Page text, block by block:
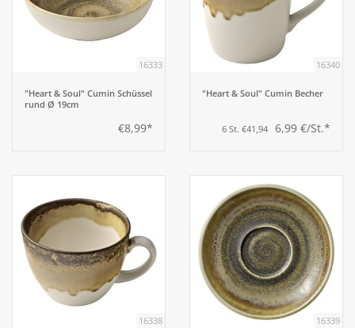
16333
"Heart & Soul" Cumin Schüssel
rund Ø 19cm
€8,99*
16340
"Heart & Soul" Cumin Becher
6 St. €41,94 6,99 €/St.*
16338 16339